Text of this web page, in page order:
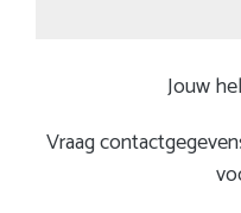
Jouw
Vraag